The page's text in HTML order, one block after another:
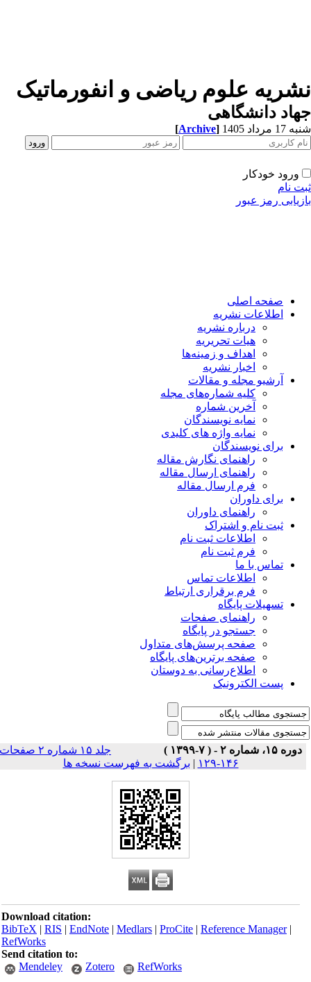
علوم ریاضی و انفورماتیک
دانشگاهی
مرداد 1405 [Archive]
ورود خودکار
نام
رمز عبور
صفحه اصلی
اطلاعات نشریه
درباره نشریه
هیات تحریریه
اهداف و زمینه‌ها
اخبار نشریه
آرشیو مجله و مقالات
کلیه شماره‌های مجله
آخرین شماره
نمایه نویسندگان
نمایه واژه های کلیدی
برای نویسندگان
راهنمای نگارش مقاله
راهنمای ارسال مقاله
فرم ارسال مقاله
برای داوران
راهنمای داوران
ثبت نام و اشتراک
اطلاعات ثبت نام
فرم ثبت نام
تماس با ما
اطلاعات تماس
فرم برقراری ارتباط
تسهیلات پایگاه
راهنمای صفحات
جستجو در پایگاه
صفحه پرسش‌های متداول
صفحه برترین‌های پایگاه
اطلاع‌رسانی به دوستان
پست الکترونیک
دوره ۱۵، شماره ۲ - ( ۷-۱۳۹۹ )
جلد ۱۵ شماره ۲ صفحات
۱۴۶-۱۲۹
| برگشت به فهرست نسخه ها
Download citation:
BibTeX|RIS|EndNote|Medlars|ProCite|Reference Manager
RefWorks
Send citation to:
Mendeley
Zotero RefWorks